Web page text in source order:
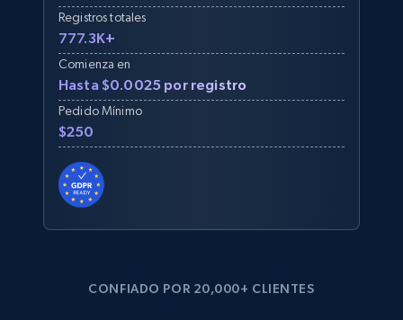
Registros totales
777.3K+
Comienza en
Hasta $0.0025 por registro
Pedido Mínimo
$250
CONFIADO POR 20,000+ CLIENTES